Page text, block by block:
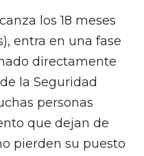
los 18 meses
entra en una fase
directamente
la Seguridad
personas
que dejan de
pierden su puesto